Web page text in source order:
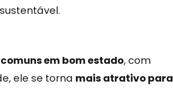
em bom estado, com
ele se torna mais atrativo para